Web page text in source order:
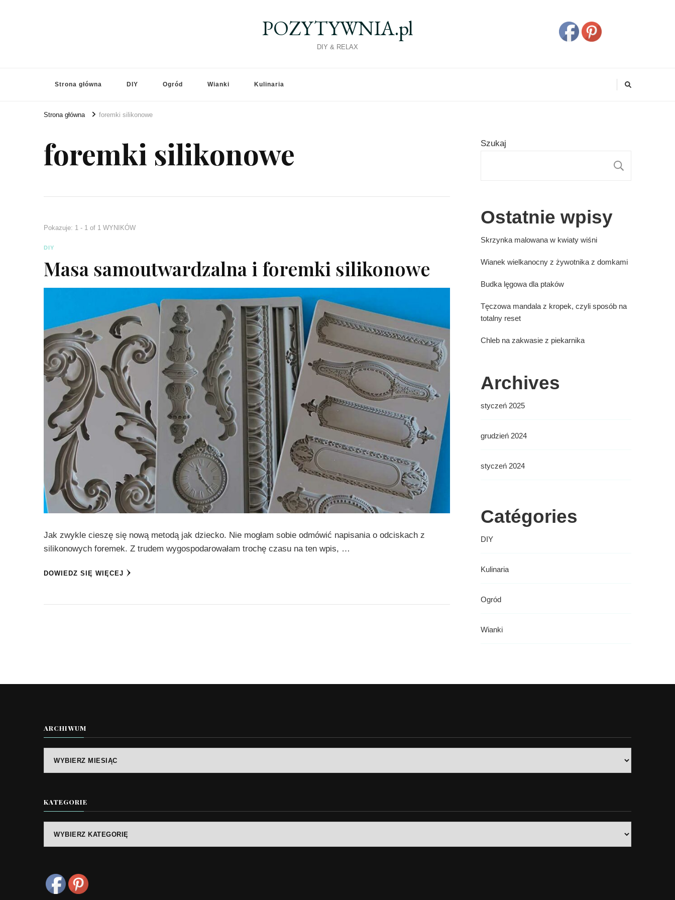
POZYTYWNIA.pl
DIY & RELAX
Strona główna DIY Ogród Wianki Kulinaria
Strona główna foremki silikonowe
foremki silikonowe
Pokazuje: 1 - 1 of 1 WYNIKÓW
DIY
Masa samoutwardzalna i foremki silikonowe
Jak zwykle cieszę się nową metodą jak dziecko. Nie mogłam sobie odmówić napisania o odciskach z
silikonowych foremek. Z trudem wygospodarowałam trochę czasu na ten wpis, …
DOWIEDZ SIĘ WIĘCEJ
Szukaj
Ostatnie wpisy
Skrzynka malowana w kwiaty wiśni
Wianek wielkanocny z żywotnika z domkami
Budka lęgowa dla ptaków
Tęczowa mandala z kropek, czyli sposób na
totalny reset
Chleb na zakwasie z piekarnika
Archives
styczeń 2025
grudzień 2024
styczeń 2024
Catégories
DIY
Kulinaria
Ogród
Wianki
ARCHIWUM
KATEGORIE